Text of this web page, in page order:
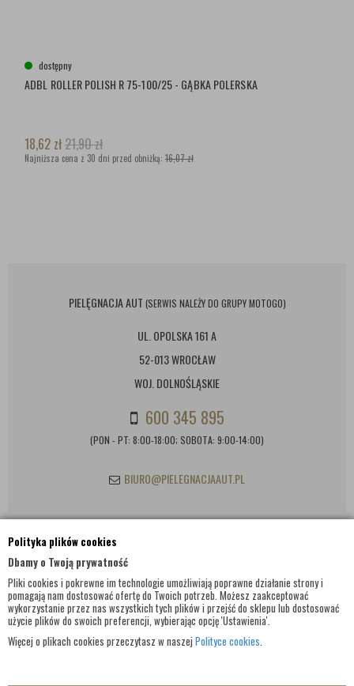
Polityka plików cookies
Dbamy o Twoją prywatność
Pliki cookies i pokrewne im technologie umożliwiają poprawne działanie strony i
pomagają nam dostosować ofertę do Twoich potrzeb. Możesz zaakceptować
wykorzystanie przez nas wszystkich tych plików i przejść do sklepu lub dostosować
użycie plików do swoich preferencji, wybierając opcję 'Ustawienia'.
Więcej o plikach cookies przeczytasz w naszej Polityce cookies.
dostępny
ADBL ROLLER POLISH R 75-100/25 - GĄBKA POLERSKA
18,62 zł21,90zł
Najniższa cena z 30 dni przed obniżką: 16,07 zł
PIELĘGNACJA AUT (SERWIS NALEŻY DO GRUPY MOTOGO)
UL. OPOLSKA 161 A
52-013 WROCŁAW
WOJ. DOLNOŚLĄSKIE
600 345 895
(PON - PT: 8:00-18:00; SOBOTA: 9:00-14:00)
BIURO@PIELEGNACJAAUT.PL
INFORMACJE KONTAKTOWE